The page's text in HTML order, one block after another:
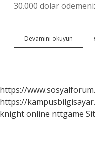
30.000 dolar
Devamını okuyun
E
https://
https://
knight online nttgame